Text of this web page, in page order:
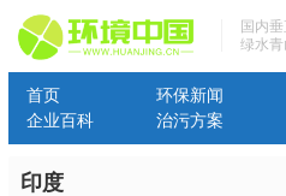
国内
绿水
首页 环保新闻
企业百科
治污方案
印度